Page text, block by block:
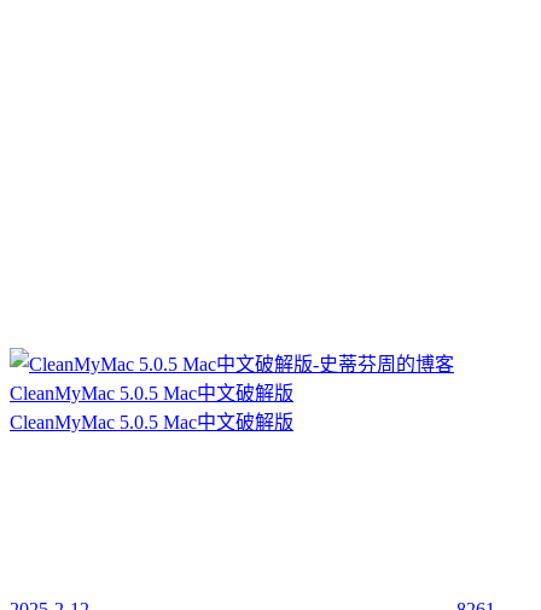
CleanMyMac 5.0.5 Mac中文破解版
CleanMyMac 5.0.5 Mac中文破解版